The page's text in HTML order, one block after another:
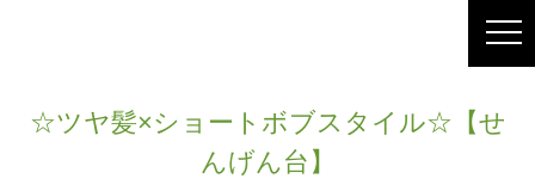
☆ツヤ髪×ショートボブスタイル☆【せ
んげん台】